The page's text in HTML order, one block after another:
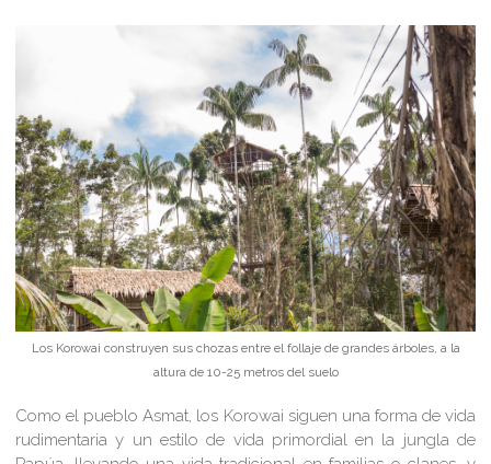
Los Korowai construyen sus chozas entre el follaje de grandes árboles, a la
altura de 10-25 metros del suelo
Como el pueblo Asmat, los Korowai siguen una forma de vida
rudimentaria y un estilo de vida primordial en la jungla de